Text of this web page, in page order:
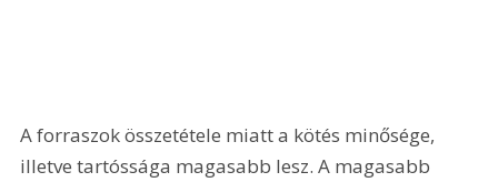
A forraszok összetétele miatt a kötés minősége,
illetve tartóssága magasabb lesz. A magasabb